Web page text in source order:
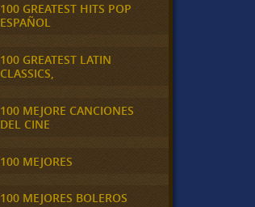
100 GREATEST HITS POP
ESPAÑOL
100 GREATEST LATIN
CLASSICS,
100 MEJORE CANCIONES
DEL CINE
100 MEJORES
100 MEJORES BOLEROS